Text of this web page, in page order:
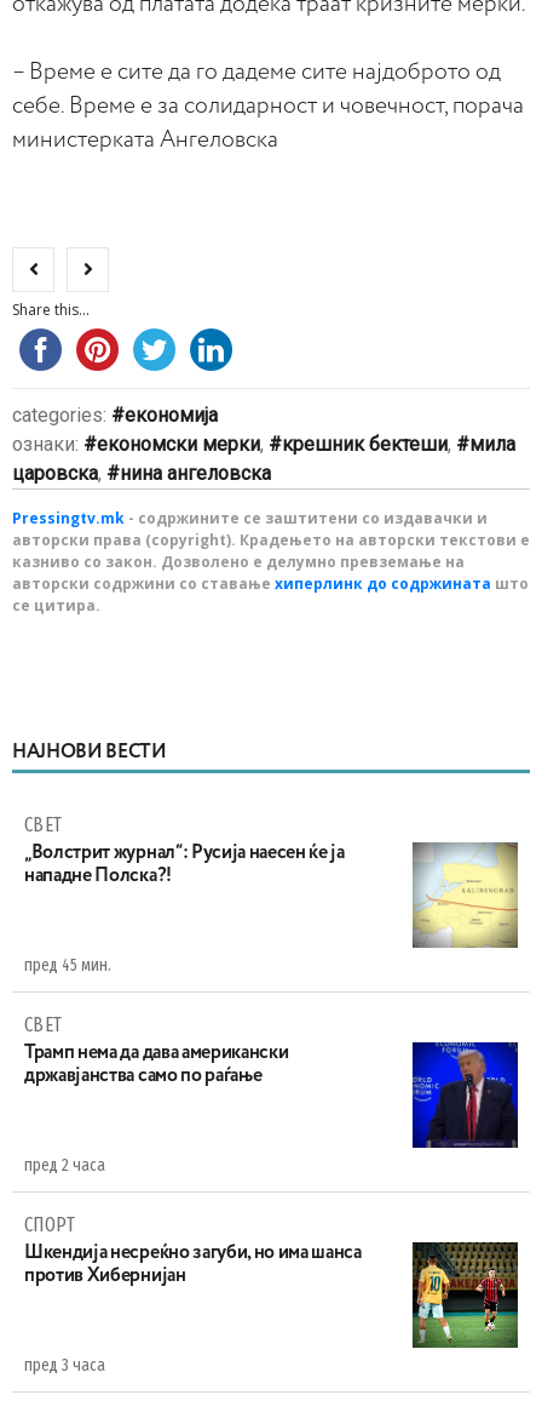
– Време е сите да го дадеме сите најдоброто од
себе. Време е за солидарност и човечност, порача
министерката Ангеловска
Share this...
categories:
економија
ознаки:
економски мерки, крешник бектеши,
мила
царовска, нина ангеловска
Pressingtv.mk - содржините се заштитени со издавачки и
авторски права (copyright). Крадењето на авторски текстови е
казниво со закон. Дозволено е делумно превземање на
авторски содржини со ставање хиперлинк до содржината што
се цитира.
НАЈНОВИ ВЕСТИ
СВЕТ
„Волстрит журнал“: Русија наесен ќе ја
нападне Полска?!
пред 45 мин.
СВЕТ
Трамп нема да дава американски
државјанства само по раѓање
пред 2 часа
СПОРТ
Шкендија несреќно загуби, но има шанса
против Хибернијан
пред 3 часа